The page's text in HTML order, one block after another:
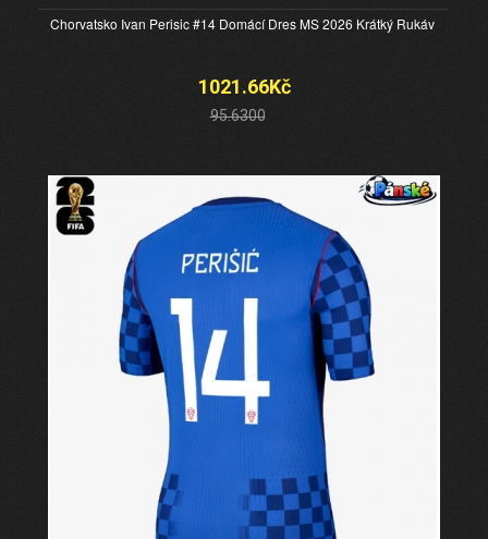
Chorvatsko Ivan Perisic #14 Domácí Dres MS 2026 Krátký Rukáv
1021.66Kč
95.6300